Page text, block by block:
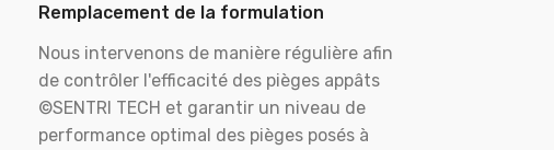
Remplacement de la formulation
Nous intervenons de manière régulière afin
de contrôler l'efficacité des pièges appâts
©SENTRI TECH et garantir un niveau de
performance optimal des pièges posés à